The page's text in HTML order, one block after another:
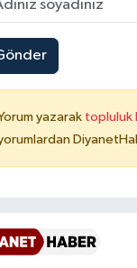
yazarak topluluk